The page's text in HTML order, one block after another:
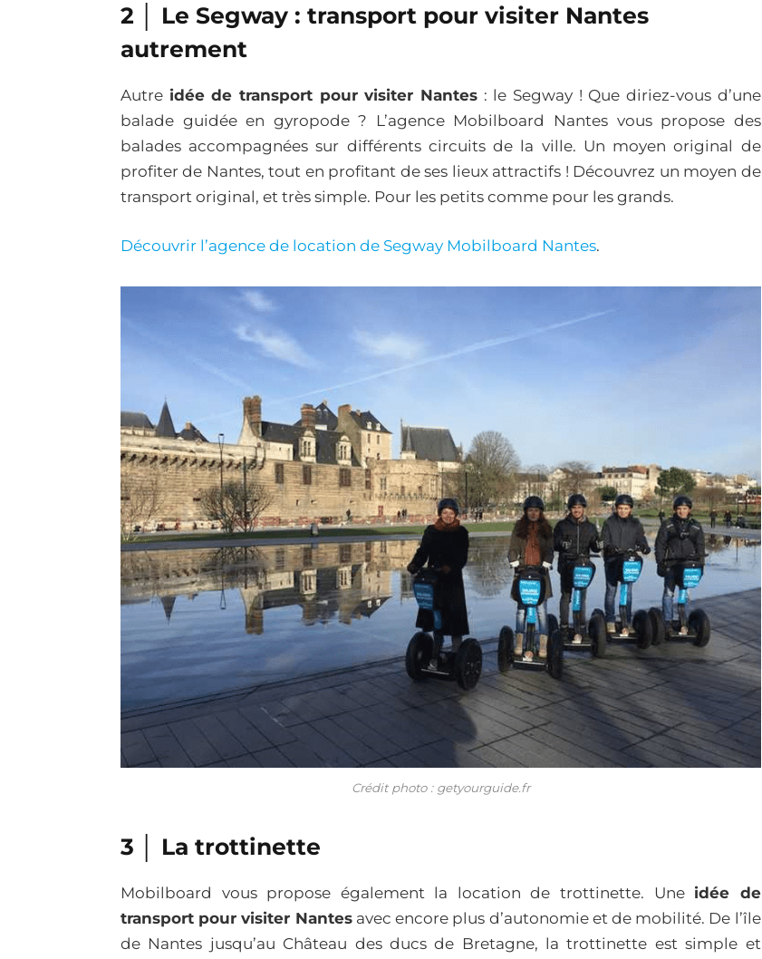
2 │ Le Segway : transport pour visiter Nantes
autrement
Autre idée de transport pour visiter Nantes : le Segway ! Que diriez-vous d’une
balade guidée en gyropode ? L’agence Mobilboard Nantes vous propose des
balades accompagnées sur différents circuits de la ville. Un moyen original de
profiter de Nantes, tout en profitant de ses lieux attractifs ! Découvrez un moyen de
transport original, et très simple. Pour les petits comme pour les grands.
Découvrir l’agence de location de Segway Mobilboard Nantes.
Crédit photo : getyourguide.fr
3 │ La trottinette
Mobilboard vous propose également la location de trottinette. Une idée de
transport pour visiter Nantesavec encore plus d’autonomie et de mobilité. De l’île
de Nantes jusqu’au Château des ducs de Bretagne, la trottinette est simple et